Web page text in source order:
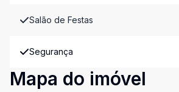
Salão de Festas
Segurança
Mapa do imóvel